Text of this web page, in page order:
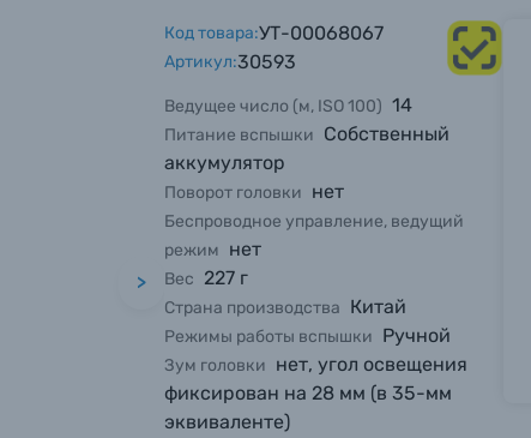
>
Код товара:УТ-00068067
Артикул:30593
Ведущее число (м, ISO 100) 14
Питание вспышки Собственный
аккумулятор
Поворот головки нет
Беспроводное управление, ведущий
режим нет
Вес 227 г
Страна производства Китай
Режимы работы вспышки Ручной
Зум головки нет, угол освещения
фиксирован на 28 мм (в 35-мм
эквиваленте)